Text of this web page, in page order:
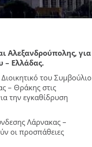
Αλεξανδρούπολης, για
– Ελλάδας.
του Συμβούλιο
– Θράκης στις
την εγκαθίδρυση
Λάρνακας –
οι προσπάθειες